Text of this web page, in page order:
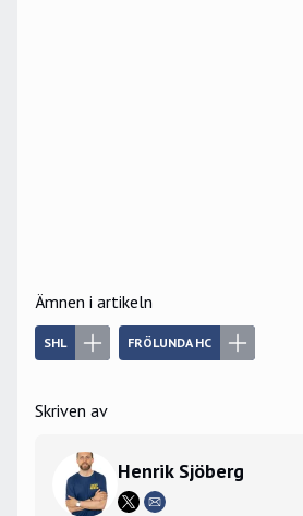
Ämnen i artikeln
SHL FRÖLUNDA HC
Skriven av
Henrik Sjöberg